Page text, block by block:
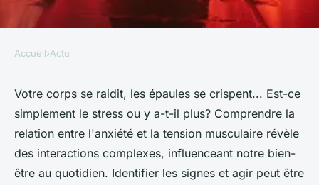
Lien entre tension musculaire
et anxiété
Guillaume•17 juin 2024•3 min de lecture
Accueil›Actu
Votre corps se raidit, les épaules se crispent... Est-ce
simplement le stress ou y a-t-il plus? Comprendre la
relation entre l'anxiété et la tension musculaire révèle
des interactions complexes, influenceant notre bien-
être au quotidien. Identifier les signes et agir peut être